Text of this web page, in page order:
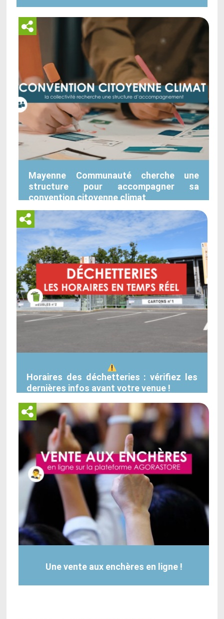
Mayenne Communauté cherche une
structure pour accompagner sa
convention citoyenne climat
Horaires des déchetteries : vérifiez les
dernières infos avant votre venue !
Une vente aux enchères en ligne !